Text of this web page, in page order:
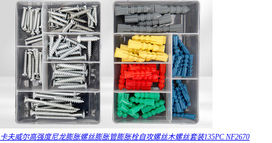
卡夫威尔高强度尼龙膨胀螺丝膨胀管膨胀栓自攻螺丝木螺丝套装135PC NF2670